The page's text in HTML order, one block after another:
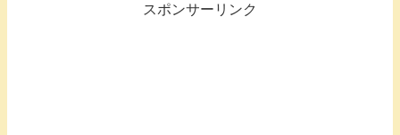
スポンサーリンク